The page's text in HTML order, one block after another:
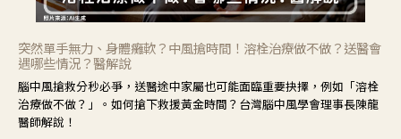
突然單手無力、身體癱軟？中風搶時間！溶栓治療做不做？送醫會
遇哪些情況？醫解說
腦中風搶救分秒必爭，送醫途中家屬也可能面臨重要抉擇，例如「溶栓
治療做不做？」。如何搶下救援黃金時間？台灣腦中風學會理事長陳龍
醫師解說！